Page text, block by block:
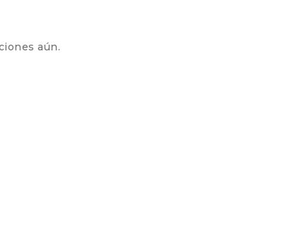
aún.